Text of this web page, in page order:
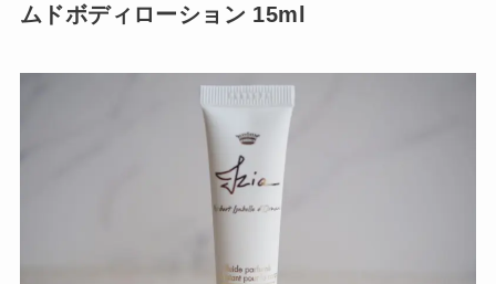
ムドボディローション 15ml